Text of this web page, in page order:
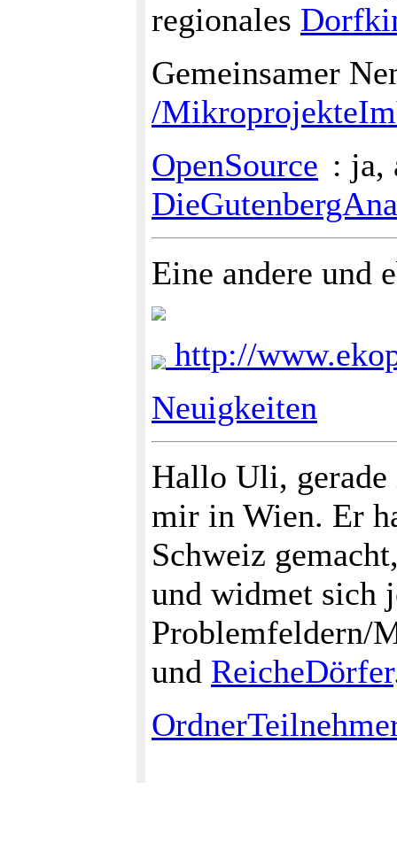
regionales
Gemeinsamer
/
OpenSource : ja,
Eine andere und
http://
Neuigkeiten
Hallo Uli,
mir in Wien. Er
Schweiz
und widmet sich
Problemfeldern/
und ReicheDörfer